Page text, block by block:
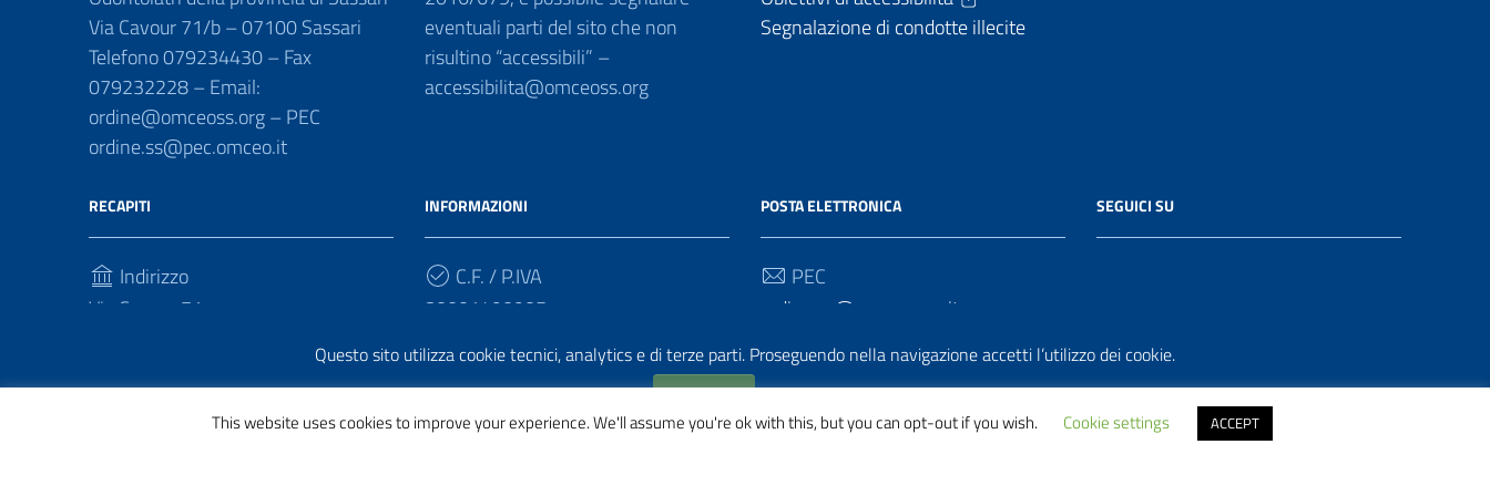
Questo sito utilizza cookie tecnici, analytics e di terze parti. Proseguendo nella navigazione accetti l’utilizzo dei cookie.
Accetto Cookie policy
Via Cavour 71/b – 07100 Sassari
Telefono 079234430 – Fax
079232228 – Email:
ordine@omceoss.org – PEC
ordine.ss@pec.omceo.it
eventuali parti del sito che non
risultino “accessibili” –
accessibilita@omceoss.org
Segnalazione di condotte illecite
RECAPITI
Indirizzo
Via Cavour 71
Telefono
(+39) 079234430
INFORMAZIONI
C.F. / P.IVA
80001490905
POSTA ELETTRONICA
PEC
ordine.ss@pec.omceo.it
Email
ordine@omceoss.org
SEGUICI SU
This website uses cookies to improve your experience. We'll assume you're ok with this, but you can opt-out if you wish. Cookie settings ACCEPT